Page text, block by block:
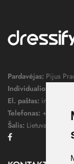
Pardavėjas: Pijus
Individualios veiklos
El. paštas:
Telefonas: +370
Šalis: Lietuva